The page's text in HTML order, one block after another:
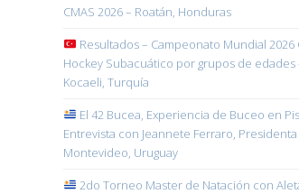
CMAS 2026 – Roatán, Honduras
Resultados – Campeonato Mundial 2026
Hockey Subacuático por grupos de edades
Kocaeli, Turquía
El 42 Bucea, Experiencia de Buceo en
Entrevista con Jeannete Ferraro, Presidenta
Montevideo, Uruguay
2do Torneo Master de Natación con